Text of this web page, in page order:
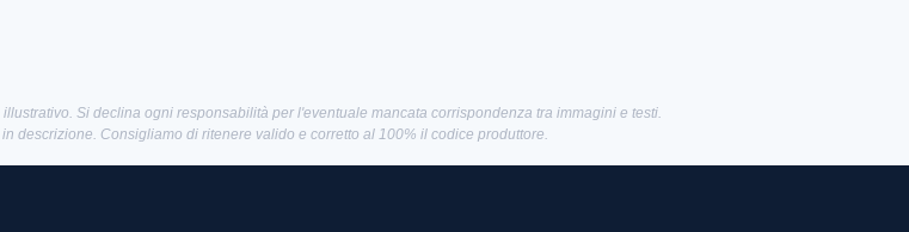
Si declina ogni responsabilità per l'eventuale mancata corrispondenza tra immagini e testi.
descrizione. Consigliamo di ritenere valido e corretto al 100% il codice produttore.